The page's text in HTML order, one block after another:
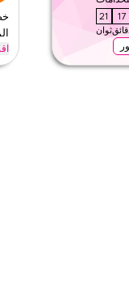
17
19
ثوان
للحصول على